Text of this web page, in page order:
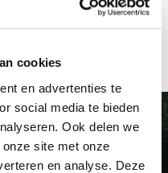
cookies
en advertenties te
social media te bieden
Ook delen we
site met onze
en analyse. Deze